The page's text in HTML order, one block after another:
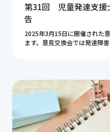
第31回 児童発達支
告
2025年3月15日に開催された
ます。意見交換会では発達障